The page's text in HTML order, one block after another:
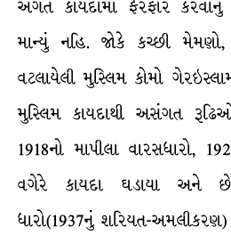
અંગત કાયદામાં ફેરફાર
માન્યું નહિ. જોકે કચ્છી
વટલાયેલી મુસ્લિમ કોમો
મુસ્લિમ કાયદાથી અસંગત
1918નો માપીલા વારસધારો,
વગેરે કાયદા ઘડાયા અને
ધારો(1937નું શરિયત-અમલીકરણ)